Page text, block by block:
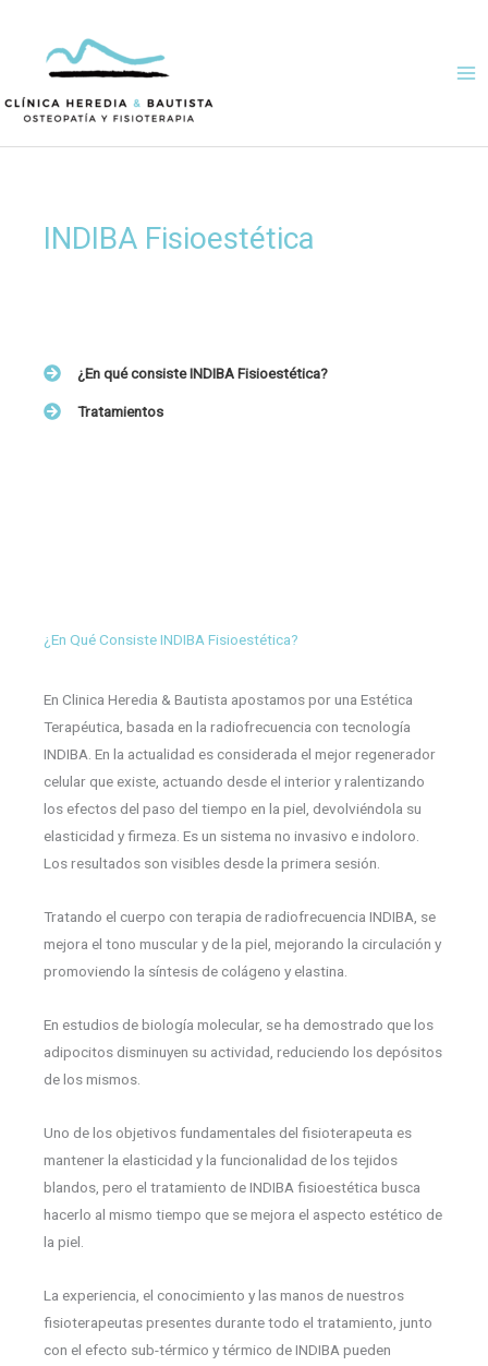
contenido
INDIBA Fisioestética
¿En qué consiste INDIBA Fisioestética?
Tratamientos
¿En Qué Consiste INDIBA Fisioestética?
En Clinica Heredia & Bautista apostamos por una Estética
Terapéutica, basada en la radiofrecuencia con tecnología
INDIBA. En la actualidad es considerada el mejor regenerador
celular que existe, actuando desde el interior y ralentizando
los efectos del paso del tiempo en la piel, devolviéndola su
elasticidad y firmeza. Es un sistema no invasivo e indoloro.
Los resultados son visibles desde la primera sesión.
Tratando el cuerpo con terapia de radiofrecuencia INDIBA, se
mejora el tono muscular y de la piel, mejorando la circulación y
promoviendo la síntesis de colágeno y elastina.
En estudios de biología molecular, se ha demostrado que los
adipocitos disminuyen su actividad, reduciendo los depósitos
de los mismos.
Uno de los objetivos fundamentales del fisioterapeuta es
mantener la elasticidad y la funcionalidad de los tejidos
blandos, pero el tratamiento de INDIBA fisioestética busca
hacerlo al mismo tiempo que se mejora el aspecto estético de
la piel.
La experiencia, el conocimiento y las manos de nuestros
fisioterapeutas presentes durante todo el tratamiento, junto
con el efecto sub-térmico y térmico de INDIBA pueden